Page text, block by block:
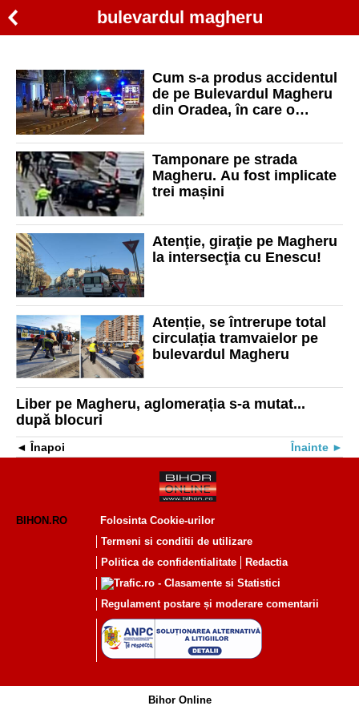
bulevardul magheru
Cum s-a produs accidentul
de pe Bulevardul Magheru
din Oradea, în care o
Tamponare pe strada
Magheru. Au fost implicate
trei mașini
Atenţie, giraţie pe Magheru
la intersecţia cu Enescu!
Atenție, se întrerupe total
circulația tramvaielor pe
bulevardul Magheru
Liber pe Magheru, aglomerația s-a mutat...
după blocuri
Înapoi Înainte
BIHON.RO
Folosinta Cookie-urilor
Termeni si conditii de utilizare
Politica de confidentialitate
Redactia
Regulament postare și moderare comentarii
Bihor Online